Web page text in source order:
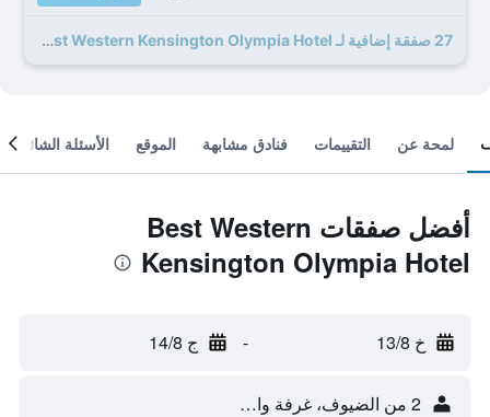
27 صفقة إضافية لـ Best Western Kensington Olympia Hotel
لمحة عن التقييمات فنادق مشابهة الموقع الأسئلة الشائعة
أفضل صفقات Best Western
Kensington Olympia Hotel
خ 13/8 - ج 14/8
2 من الضيوف، غرفة واحدة